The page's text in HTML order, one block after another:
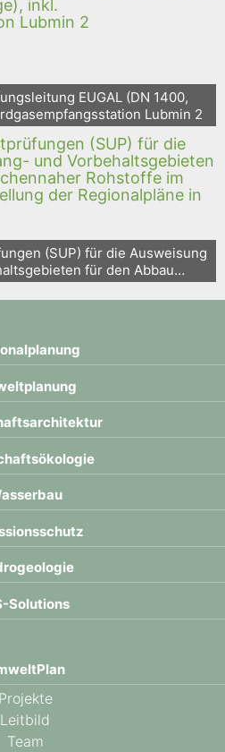
EUGAL (DN 1400,
Lubmin 2
(SUP) für die Ausweisung
für den Abbau
im Rahmen der
in Schleswig-Holstein
Solutions
Projekte
Leitbild
Team